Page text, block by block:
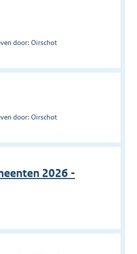
door: Oirschot
door: Oirschot
2026 -